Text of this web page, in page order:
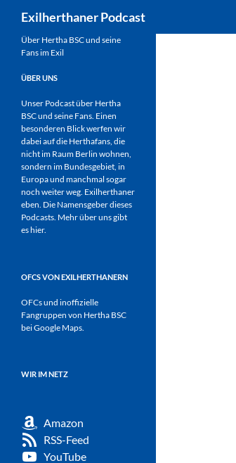
Inhalt
springen
Exilherthaner Podcast
Über Hertha BSC und seine
Fans im Exil
ÜBER UNS
Unser Podcast über Hertha
BSC und seine Fans. Einen
besonderen Blick werfen wir
dabei auf die Herthafans, die
nicht im Raum Berlin wohnen,
sondern im Bundesgebiet, in
Europa und manchmal sogar
noch weiter weg. Exilherthaner
eben. Die Namensgeber dieses
Podcasts. Mehr über uns gibt
eshier.
OFCS VON EXILHERTHANERN
OFCs und inoffizielle
Fangruppen von Hertha BSC
bei Google Maps.
WIR IM NETZ
Amazon
RSS-Feed
YouTube